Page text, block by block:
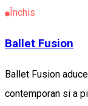
Închis
Ballet Fusion
Ballet Fusion
contemporan si a